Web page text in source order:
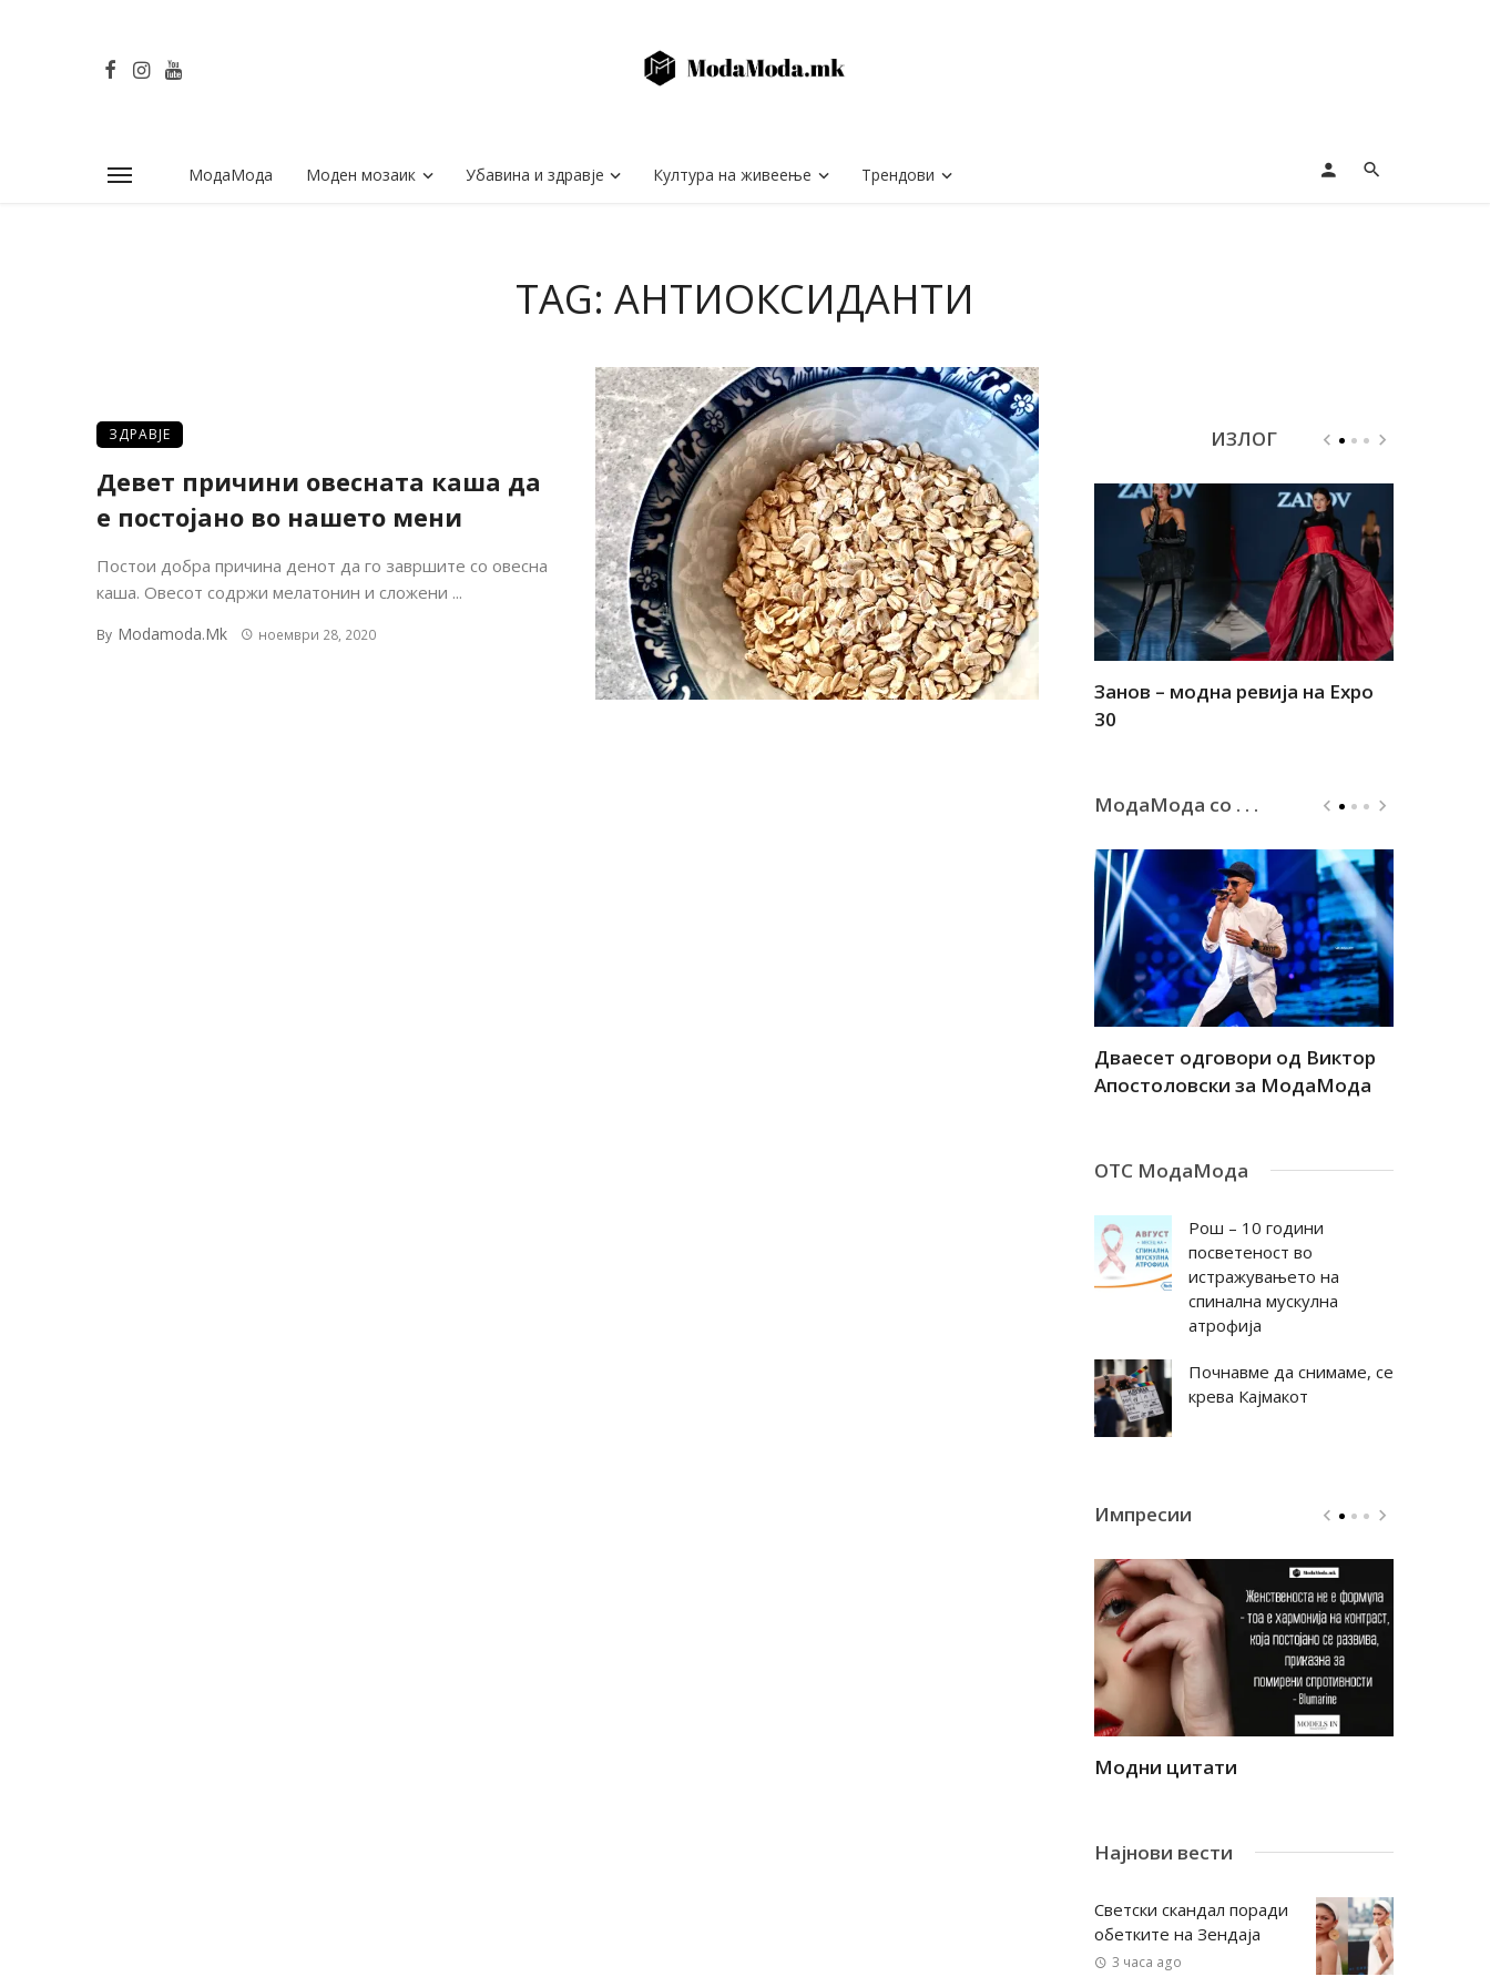
МодаМода Моден мозаик Убавина и здравје Култура на живеење Трендови
TAG: АНТИОКСИДАНТИ
ЗДРАВЈЕ
Девет причини овесната каша да
е постојано во нашето мени
Постои добра причина денот да го завршите со овесна
каша. Овесот содржи мелатонин и сложени ...
By Modamoda.mk ноември 28, 2020
ИЗЛОГ
Алшар – модна ревија на Expo Филигрански обетки
Занов – модна ревија на Expo
30
МодаМода со . . .
Дваесет одговори од Виктор
Апостоловски за МодаМода
ОТС МодаМода
Рош – 10 години
посветеност во
истражувањето на
спинална мускулна
атрофија
Почнавме да снимаме, се
крева Кајмакот
Импресии
Модни цитати
Најнови вести
Светски скандал поради
обетките на Зендаја
3 часа ago